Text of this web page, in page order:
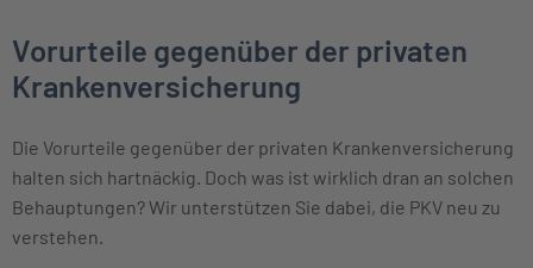
Vorurteile gegenüber der privaten
Krankenversicherung
Die Vorurteile gegenüber der privaten Krankenversicherung
halten sich hartnäckig. Doch was ist wirklich dran an solchen
Behauptungen? Wir unterstützen Sie dabei, die PKV neu zu
verstehen.